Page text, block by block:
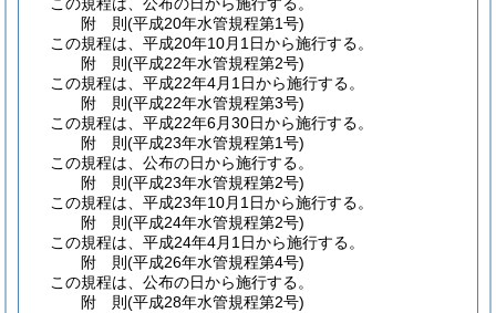
附 則(平成20年水管規程第1号)
この規程は、平成20年10月1日から施行する。
附 則(平成22年水管規程第2号)
この規程は、平成22年4月1日から施行する。
附 則(平成22年水管規程第3号)
この規程は、平成22年6月30日から施行する。
附 則(平成23年水管規程第1号)
この規程は、公布の日から施行する。
附 則(平成23年水管規程第2号)
この規程は、平成23年10月1日から施行する。
附 則(平成24年水管規程第2号)
この規程は、平成24年4月1日から施行する。
附 則(平成26年水管規程第4号)
この規程は、公布の日から施行する。
附 則(平成28年水管規程第2号)